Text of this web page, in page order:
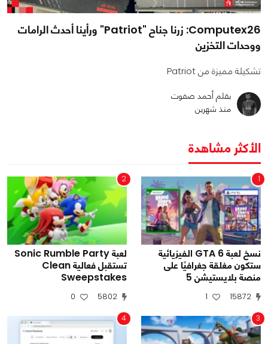
Computex26: زرنا جناح "Patriot" ورأينا أحدث الرامات
ووحدات التخزين
تشكيلة مميزة من Patriot
بقلم أحمد صفوت
منذ شهرين
الأكثر مشاهدة
1
نسخ لعبة GTA 6 الفيزيائية
ستكون مغلقة جغرافيًا على
منصة بلايستيشن 5
15872
1
2
لعبة Sonic Rumble Party
تستقبل فعالية Clean
Sweepstakes
5802
0
3
4